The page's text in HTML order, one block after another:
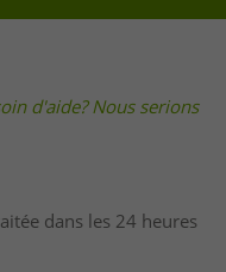
d'aide? Nous serions
dans les 24 heures